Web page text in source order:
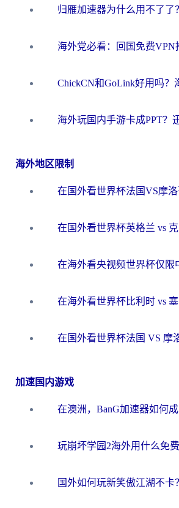
海外地区限制
加速国内游戏